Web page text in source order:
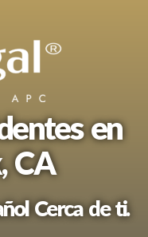
en
CA
Cerca de ti.